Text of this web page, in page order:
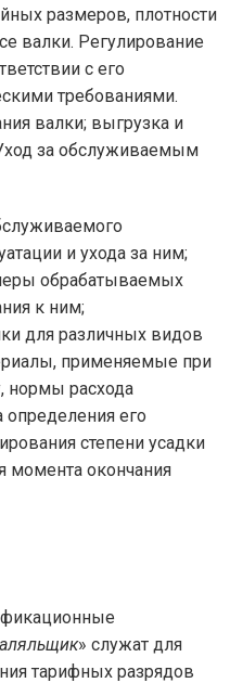
размеров, плотности
валки. Регулирование
с его
требованиями.
валки; выгрузка и
за обслуживаемым
и ухода за ним;
обрабатываемых
к ним;
для различных видов
применяемые при
нормы расхода
определения его
степени усадки
момента окончания
» служат для
тарифных разрядов